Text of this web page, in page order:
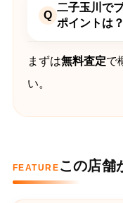
Q
二子玉川で
ポイントは？
まずは無料査定で
い。
FEATURE この店舗